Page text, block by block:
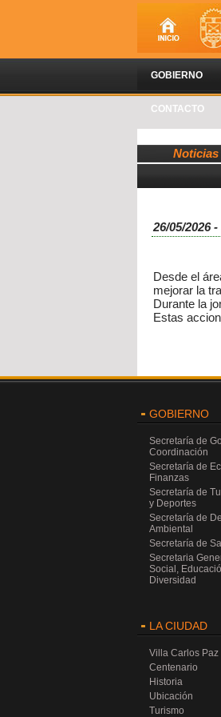
GOBIERNO
CONTACTO
Noticias
26/05/2026
Desde el
mejorar la
Durante la
Estas
GOBIERNO
Secretaría de
Coordinación
Secretaría de
Finanzas
Secretaría de
y Deportes
Secretaría de
Ambiental
Secretaría de
Secretaria
Social,
Diversidad
LA CIUDAD
Villa Carlos Paz
Centenario
Historia
Ubicación
Turismo